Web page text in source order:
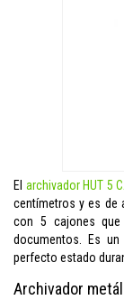
El archivador HUT 5
centímetros y es de
con 5 cajones que
documentos. Es
perfecto estado
Archivador